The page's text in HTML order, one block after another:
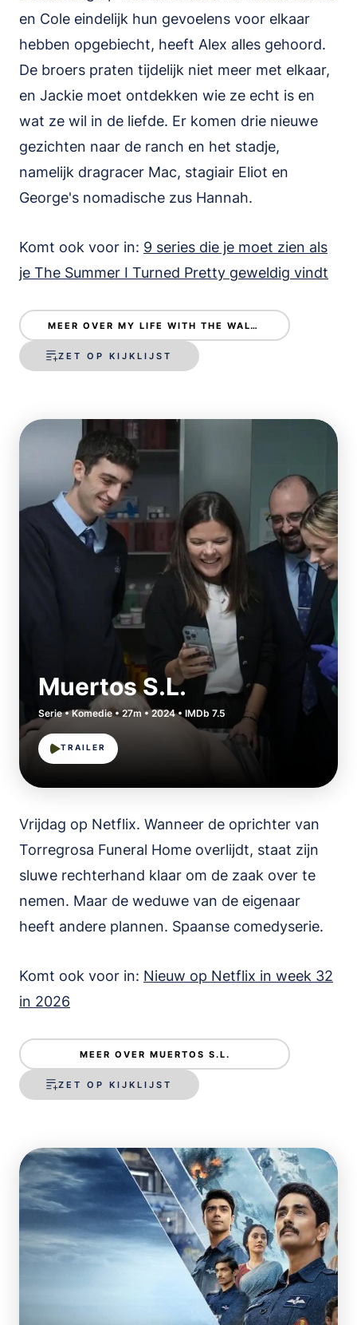
en Cole eindelijk hun gevoelens voor elkaar
hebben opgebiecht, heeft Alex alles gehoord.
De broers praten tijdelijk niet meer met elkaar,
en Jackie moet ontdekken wie ze echt is en
wat ze wil in de liefde. Er komen drie nieuwe
gezichten naar de ranch en het stadje,
namelijk dragracer Mac, stagiair Eliot en
George's nomadische zus Hannah.
Komt ook voor in: 9 series die je moet zien als
je The Summer I Turned Pretty geweldig vindt
MEER OVER MY LIFE WITH THE WALTER BOYS
ZET OP KIJKLIJST
Muertos S.L.
Serie • Komedie • 27m • 2024 • IMDb 7.5
TRAILER
Vrijdag op Netflix. Wanneer de oprichter van
Torregrosa Funeral Home overlijdt, staat zijn
sluwe rechterhand klaar om de zaak over te
nemen. Maar de weduwe van de eigenaar
heeft andere plannen. Spaanse comedyserie.
Komt ook voor in: Nieuw op Netflix in week 32
in 2026
MEER OVER MUERTOS S.L.
ZET OP KIJKLIJST